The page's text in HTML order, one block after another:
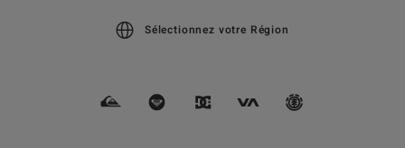
Sélectionnez votre Région